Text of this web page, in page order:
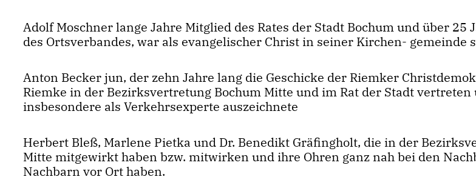
Adolf Moschner lange Jahre Mitglied des Rates der Stadt Bochum und über 25
des Ortsverbandes, war als evangelischer Christ in seiner Kirchen- gemeinde
Anton Becker jun, der zehn Jahre lang die Geschicke der Riemker
Riemke in der Bezirksvertretung Bochum Mitte und im Rat der Stadt vertreten
insbesondere als Verkehrsexperte auszeichnete
Herbert Bleß, Marlene Pietka und Dr. Benedikt Gräfingholt, die in der
Mitte mitgewirkt haben bzw. mitwirken und ihre Ohren ganz nah bei den
Nachbarn vor Ort haben.